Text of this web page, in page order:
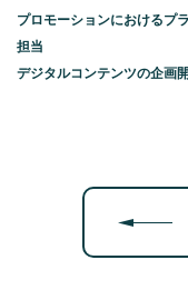
プロモーションにおけるプ
担当
デジタルコンテンツの企画